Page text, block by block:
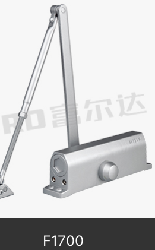
F1700